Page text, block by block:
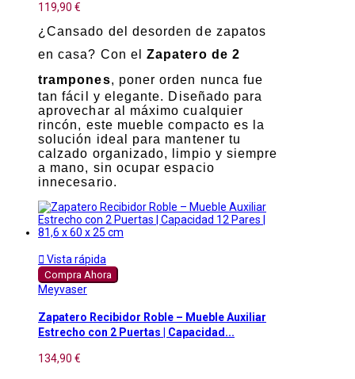
119,90 €
¿Cansado del desorden de zapatos
en casa? Con elZapatero de 2
trampones, poner orden nunca fue
tan fácil y elegante. Diseñado para
aprovechar al máximo cualquier
rincón, este mueble compacto es la
solución ideal para mantener tu
calzado organizado, limpio y siempre
a mano, sin ocupar espacio
innecesario.
 Vista rápida
Compra Ahora
Meyvaser
Zapatero Recibidor Roble – Mueble Auxiliar
Estrecho con 2 Puertas | Capacidad...
134,90 €